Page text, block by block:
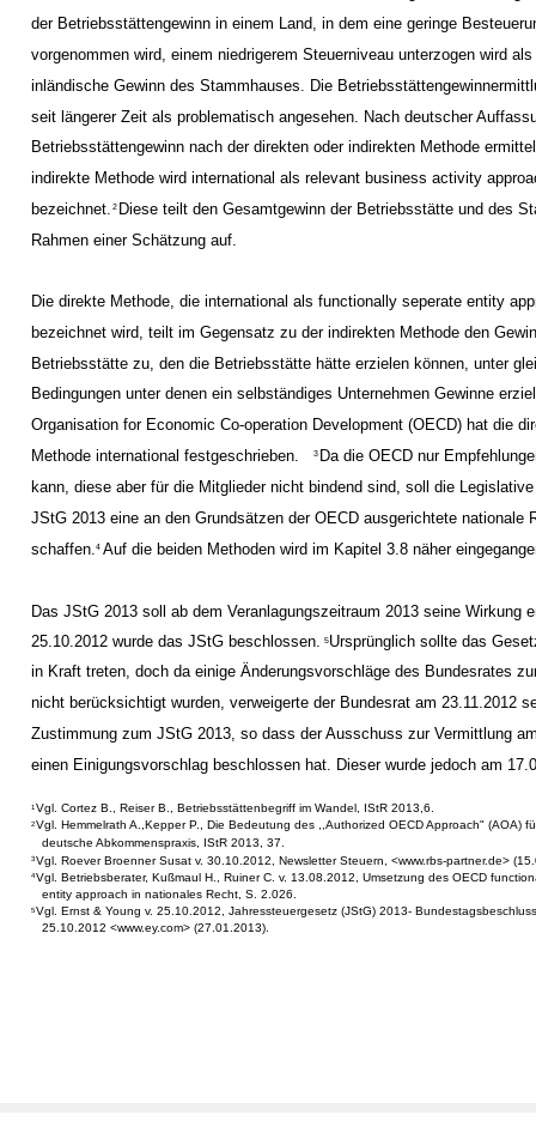
der Betriebsstättengewinn in einem Land, in dem eine geringe
vorgenommen wird, einem niedrigerem Steuerniveau unterzogen wird als
inländische Gewinn des Stammhauses. Die
seit längerer Zeit als problematisch angesehen. Nach deutscher
Betriebsstättengewinn nach der direkten oder indirekten Methode
indirekte Methode wird international als relevant business activity
bezeichnet. 2 Diese teilt den Gesamtgewinn der Betriebsstätte und des
Rahmen einer Schätzung auf.
Die direkte Methode, die international als functionally seperate entity
bezeichnet wird, teilt im Gegensatz zu der indirekten Methode den
Betriebsstätte zu, den die Betriebsstätte hätte erzielen können, unter
Bedingungen unter denen ein selbständiges Unternehmen Gewinne
Organisation for Economic Co-operation Development (OECD) hat die
Methode international festgeschrieben.
3 Da die OECD nur
kann, diese aber für die Mitglieder nicht bindend sind, soll die
JStG 2013 eine an den Grundsätzen der OECD ausgerichtete nationale
schaffen.4 Auf die beiden Methoden wird im Kapitel 3.8 näher
Das JStG 2013 soll ab dem Veranlagungszeitraum 2013 seine Wirkung
25.10.2012 wurde das JStG beschlossen. 5Ursprünglich sollte das
in Kraft treten, doch da einige Änderungsvorschläge des Bundesrates
nicht berücksichtigt wurden, verweigerte der Bundesrat am 23.11.2012
Zustimmung zum JStG 2013, so dass der Ausschuss zur Vermittlung
einen Einigungsvorschlag beschlossen hat. Dieser wurde jedoch am
1 Vgl. Cortez B., Reiser B., Betriebsstättenbegriff im Wandel, IStR 2013,6.
2Vgl. Hemmelrath A.,Kepper P., Die Bedeutung des ,,Authorized OECD Approach" (AOA)
deutsche Abkommenspraxis, IStR 2013, 37.
3Vgl. Roever Broenner Susat v. 30.10.2012, Newsletter Steuern, <www.rbs-partner.de>
4Vgl. Betriebsberater, Kußmaul H., Ruiner C. v. 13.08.2012, Umsetzung des OECD
entity approach in nationales Recht, S. 2.026.
5Vgl. Ernst & Young v. 25.10.2012, Jahressteuergesetz (JStG) 2013-
25.10.2012 <www.ey.com> (27.01.2013).